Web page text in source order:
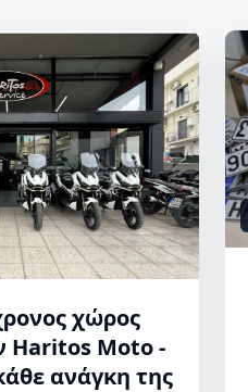
χώρος
Haritos Moto -
ανάγκη της